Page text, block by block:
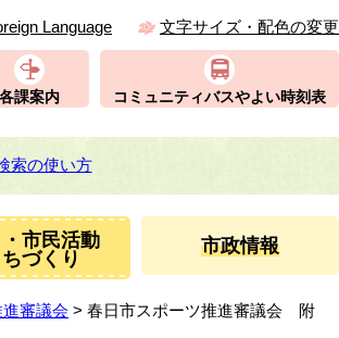
Language 文字サイズ・配色の変更
各課案内 コミュニティバスやよい時刻表
索の使い方
市民活動
ちづくり
市政情報
審議会 > 春日市スポーツ推進審議会 附